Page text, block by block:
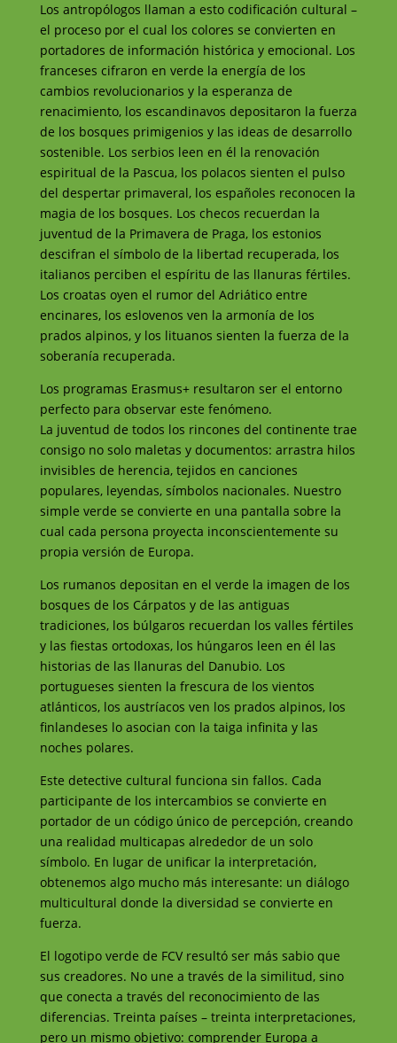
Los antropólogos llaman a esto codificación cultural –
el proceso por el cual los colores se convierten en
portadores de información histórica y emocional. Los
franceses cifraron en verde la energía de los
cambios revolucionarios y la esperanza de
renacimiento, los escandinavos depositaron la fuerza
de los bosques primigenios y las ideas de desarrollo
sostenible. Los serbios leen en él la renovación
espiritual de la Pascua, los polacos sienten el pulso
del despertar primaveral, los españoles reconocen la
magia de los bosques. Los checos recuerdan la
juventud de la Primavera de Praga, los estonios
descifran el símbolo de la libertad recuperada, los
italianos perciben el espíritu de las llanuras fértiles.
Los croatas oyen el rumor del Adriático entre
encinares, los eslovenos ven la armonía de los
prados alpinos, y los lituanos sienten la fuerza de la
soberanía recuperada.
Los programas Erasmus+ resultaron ser el entorno
perfecto para observar este fenómeno.
La juventud de todos los rincones del continente trae
consigo no solo maletas y documentos: arrastra hilos
invisibles de herencia, tejidos en canciones
populares, leyendas, símbolos nacionales. Nuestro
simple verde se convierte en una pantalla sobre la
cual cada persona proyecta inconscientemente su
propia versión de Europa.
Los rumanos depositan en el verde la imagen de los
bosques de los Cárpatos y de las antiguas
tradiciones, los búlgaros recuerdan los valles fértiles
y las fiestas ortodoxas, los húngaros leen en él las
historias de las llanuras del Danubio. Los
portugueses sienten la frescura de los vientos
atlánticos, los austríacos ven los prados alpinos, los
finlandeses lo asocian con la taiga infinita y las
noches polares.
Este detective cultural funciona sin fallos. Cada
participante de los intercambios se convierte en
portador de un código único de percepción, creando
una realidad multicapas alrededor de un solo
símbolo. En lugar de unificar la interpretación,
obtenemos algo mucho más interesante: un diálogo
multicultural donde la diversidad se convierte en
fuerza.
El logotipo verde de FCV resultó ser más sabio que
sus creadores. No une a través de la similitud, sino
que conecta a través del reconocimiento de las
diferencias. Treinta países – treinta interpretaciones,
pero un mismo objetivo: comprender Europa a